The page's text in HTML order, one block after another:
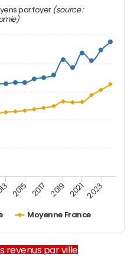
par foyer (source :
Moyenne France
2015 2017 2019 2021 2023
revenus par ville